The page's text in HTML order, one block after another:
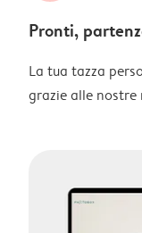
Pronti,
La tua tazza
grazie alle